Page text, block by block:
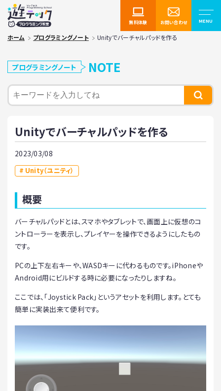
無料体験 お問い合わせ
ホーム プログラミングノート Unityでバーチャルパッドを作る
プログラミングノート NOTE
Unityでバーチャルパッドを作る
2023/03/08
Unity（ユニティ）
概要
バーチャルパッドとは、スマホやタブレットで、画面上に仮想のコ
ントローラーを表示し、プレイヤーを操作できるようにしたもの
です。
PCの上下左右キーや、WASDキーに代わるものです。iPhoneや
Android用にビルドする時に必要になったりしますね。
ここでは、「Joystick Pack」というアセットを利用します。とても
簡単に実装出来て便利です。